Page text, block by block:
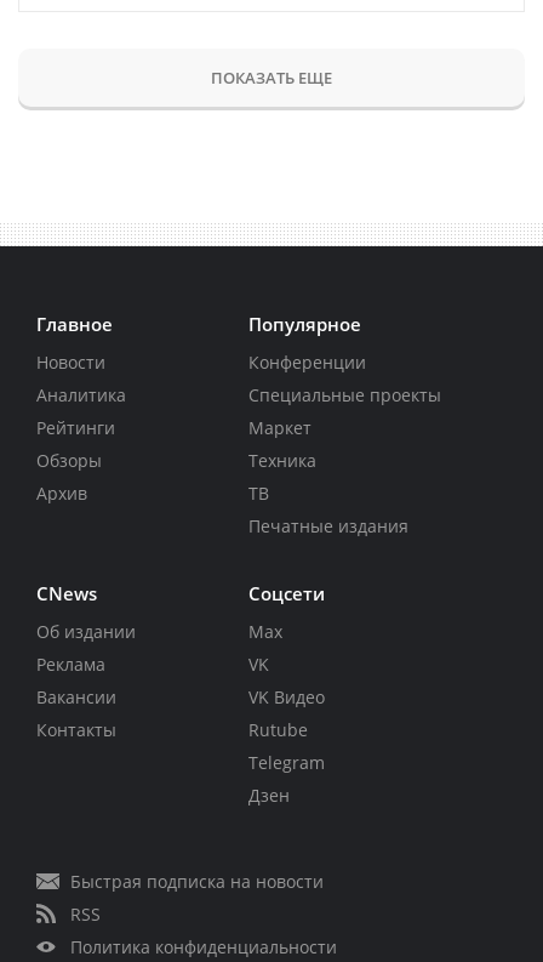
ПОКАЗАТЬ ЕЩЕ
Главное
Новости
Аналитика
Рейтинги
Обзоры
Архив
Популярное
Конференции
Специальные проекты
Маркет
Техника
ТВ
Печатные издания
CNews
Об издании
Реклама
Вакансии
Контакты
Соцсети
Max
VK
VK Видео
Rutube
Telegram
Дзен
Быстрая подписка на новости
RSS
Политика конфиденциальности